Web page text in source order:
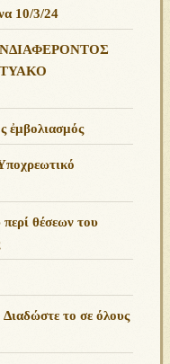
10/3/24
ἐμβολιασμός
θέσεων του
το σε όλους